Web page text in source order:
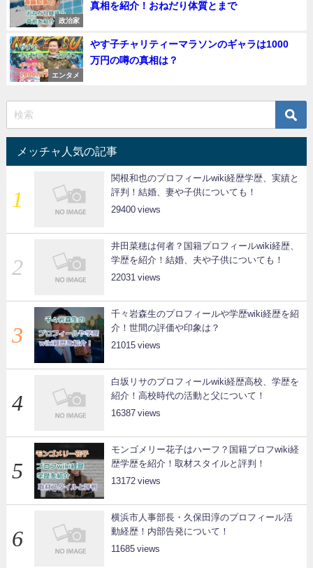
政治家
真相を紹介！おねだり体質とまで
エンタメ
やす子チャリティーマラソンのギャラは1000
万円の噂の真相は？
メッチャ人気の記事
関根和也のプロフィールwiki経歴学歴、実績と
評判！結婚、妻や子供についても！
29400
井田菜穂は何者？国籍プロフィールwiki経歴、
学歴を紹介！結婚、夫や子供についても！
22031
千々岩森生のプロフィールや学歴wiki経歴を紹
介！世間の評価や印象は？
21015
白坂リサのプロフィールwiki経歴高校、学歴を
紹介！高校時代の活動と父について！
16387
モンゴメリー花子はハーフ？国籍プロフwiki経
歴学歴を紹介！取材スタイルと評判！
13172
横浜市人事部長・久保田淳のプロフィール活
動経歴！内部告発について！
11685